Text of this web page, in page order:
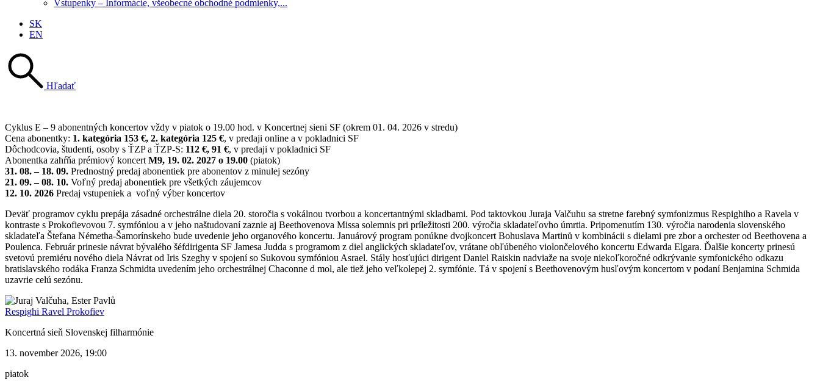
Vstupenky – Informácie, všeobecné obchodné podmienky,...
SK
EN
Hľadať
Cyklus E – 9 abonentných koncertov vždy v piatok o 19.00 hod. v Koncertnej sieni SF (okrem 01. 04. 2026 v stredu)
Cena abonentky: 1. kategória 153 €, 2. kategória 125 €, v predaji online a v pokladnici SF
Dôchodcovia, študenti, osoby s ŤZP a ŤZP-S: 112 €, 91 €, v predaji v pokladnici SF
Abonentka zahŕňa prémiový koncert M9, 19. 02. 2027 o 19.00 (piatok)
31. 08. – 18. 09. Prednostný predaj abonentiek pre abonentov z minulej sezóny
21. 09. – 08. 10. Voľný predaj abonentiek pre všetkých záujemcov
12. 10. 2026 Predaj vstupeniek a voľný výber koncertov
Deväť programov cyklu prepája zásadné orchestrálne diela 20. storočia s vokálnou tvorbou a koncertantnými skladbami. Pod taktovkou Juraja Valčuhu sa stretne farebný symfonizmus Respighiho a Ravela v
kontraste s Prokofievovou 7. symfóniou a v jeho naštudovaní zaznie aj Beethovenova Missa solemnis pri príležitosti 200. výročia skladateľovho úmrtia. Pripomenutím 130. výročia narodenia slovenského
skladateľa Štefana Németha-Šamorínskeho bude uvedenie jeho organového koncertu. Januárový program ponúkne dvojkoncert Bohuslava Martinů v kombinácii s dielami pre zbor a orchester od Beethovena a
Poulenca. Február prinesie návrat bývalého šéfdirigenta SF Jamesa Judda s programom z diel anglických skladateľov, vrátane obľúbeného violončelového koncertu Edwarda Elgara. Ďalšie koncerty prinesú
svetovú premiéru nového diela Návrat od Iris Szeghy v spojení so Sukovou symfóniou Asrael. Stály hosťujúci dirigent Daniel Raiskin nadviaže na svoje niekoľkoročné odkrývanie symfonického odkazu
bratislavského rodáka Franza Schmidta uvedením jeho orchestrálnej Chaconne d mol, ale tiež jeho veľkolepej 2. symfónie. Tá v spojení s Beethovenovým husľovým koncertom v podaní Benjamina Schmida
uzavrie celú sezónu.
Respighi Ravel Prokofiev
Koncertná sieň Slovenskej filharmónie
13. november 2026, 19:00
piatok